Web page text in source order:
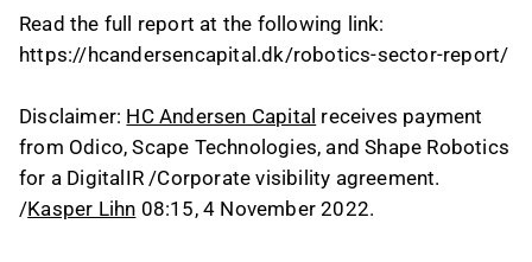
Read the full report at the following link:
https://hcandersencapital.dk/robotics-sector-report/
Disclaimer: HC Andersen Capital receives payment
from Odico, Scape Technologies, and Shape Robotics
for a DigitalIR /Corporate visibility agreement.
/Kasper Lihn 08:15, 4 November 2022.